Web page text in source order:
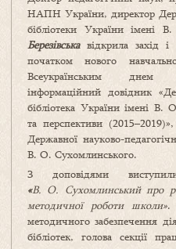
НАПН України, директор
бібліотеки України імені
Березівська відкрила захід
початком нового
Всеукраїнським днем
інформаційний довідник
бібліотека України імені В.
та перспективи
Державної науково-
В. О. Сухомлинського.
З доповідями
«В. О. Сухомлинський про
методичної роботи школи».
методичного забезпечення
бібліотек, голова секції